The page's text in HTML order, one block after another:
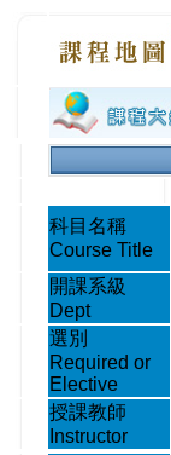
科目名稱
Course Title
開課系級
Dept
選別
Required or
Elective
授課教師
Instructor